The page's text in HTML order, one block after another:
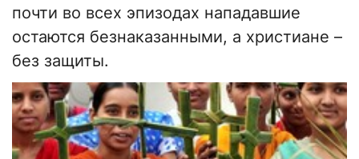
почти во всех эпизодах нападавшие
остаются безнаказанными, а христиане –
без защиты.